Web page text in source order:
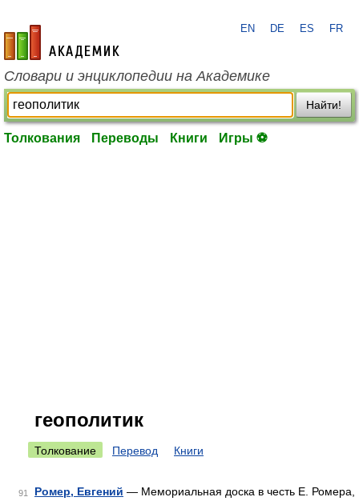
academic.ru
EN DE ES FR
Словари и энциклопедии на Академике
Найти!
Толкования Переводы Книги Игры ⚽
геополитик
Толкование Перевод Книги
91 Ромер, Евгений — Мемориальная доска в честь Е. Ромера,